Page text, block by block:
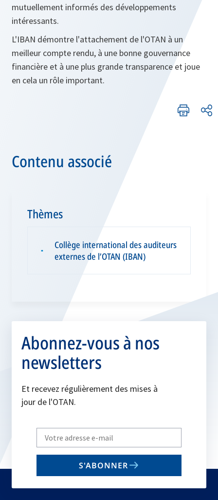
mutuellement informés des développements
intéressants.
L'IBAN démontre l'attachement de l'OTAN à un
meilleur compte rendu, à une bonne gouvernance
financière et à une plus grande transparence et joue
en cela un rôle important.
Contenu associé
Thèmes
▪
Collège international des auditeurs
externes de l’OTAN (IBAN)
Abonnez-vous à nos
newsletters
Et recevez régulièrement des mises à
jour de l'OTAN.
Write
your
email
S'ABONNER